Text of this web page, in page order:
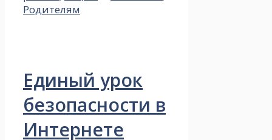
Родителям
Единый урок
безопасности в
Интернете